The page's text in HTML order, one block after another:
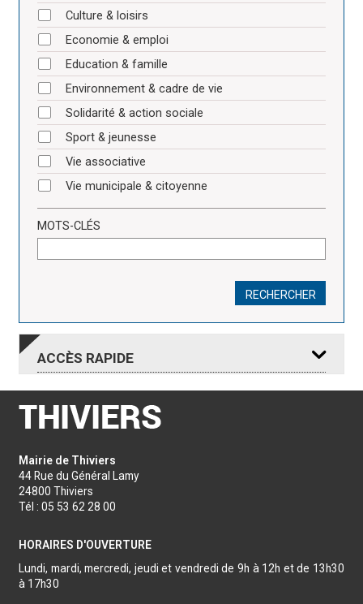
Culture & loisirs
Economie & emploi
Education & famille
Environnement & cadre de vie
Solidarité & action sociale
Sport & jeunesse
Vie associative
Vie municipale & citoyenne
MOTS-CLÉS
RECHERCHER
ACCÈS RAPIDE
RDV DEMANDE
CNI
PASSEPORT
ANNUAIRES
CINÉMA
OFFICE
Mairie de Thiviers
44 Rue du Général Lamy
24800 Thiviers
Tél : 05 53 62 28 00
HORAIRES D'OUVERTURE
Lundi, mardi, mercredi, jeudi et vendredi de 9h à 12h et de 13h30
à 17h30